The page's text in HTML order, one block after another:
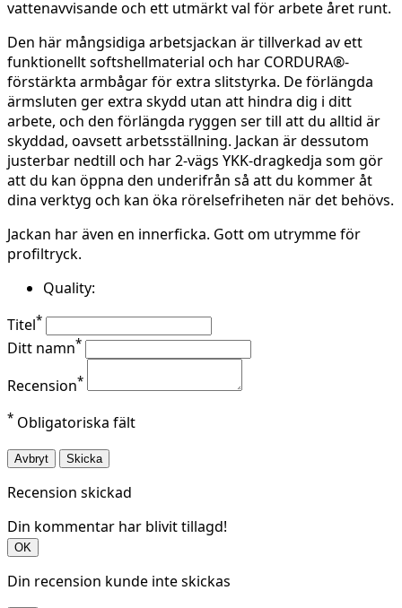
vattenavvisande och ett utmärkt val för arbete året runt.
Den här mångsidiga arbetsjackan är tillverkad av ett
funktionellt softshellmaterial och har CORDURA®-
förstärkta armbågar för extra slitstyrka. De förlängda
ärmsluten ger extra skydd utan att hindra dig i ditt
arbete, och den förlängda ryggen ser till att du alltid är
skyddad, oavsett arbetsställning. Jackan är dessutom
justerbar nedtill och har 2-vägs YKK-dragkedja som gör
att du kan öppna den underifrån så att du kommer åt
dina verktyg och kan öka rörelsefriheten när det behövs.
Jackan har även en innerficka. Gott om utrymme för
profiltryck.
Quality:
Titel*
Ditt namn*
Recension*
* Obligatoriska fält
Avbryt Skicka
Recension skickad
Din kommentar har blivit tillagd!
OK
Din recension kunde inte skickas